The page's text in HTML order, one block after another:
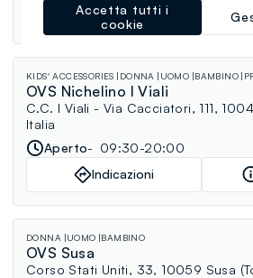
Indicazioni
KIDS' ACCESSORIES DONNA UOMO BAMBINO
OVS Nichelino I Viali
C.C. I Viali - Via Cacciatori, 111,
Italia
Aperto
09:30-20:00
Indicazioni
DONNA UOMO BAMBINO
OVS Susa
Corso Stati Uniti, 33, 10059 Susa
Accetta tutti i
cookie